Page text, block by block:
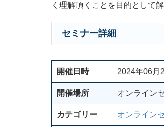
く理解頂くことを目的として解
セミナー詳細
開催日時 2024年06月
開催場所 オンライン
カテゴリー オンライン